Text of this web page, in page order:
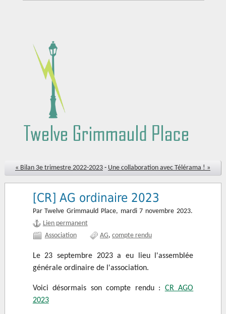
« Bilan 3e trimestre 2022-2023 - Une collaboration avec Télérama ! »
[CR] AG ordinaire 2023
Par Twelve Grimmauld Place, mardi 7 novembre 2023.
Lien permanent
Association
AG compte rendu
Le 23 septembre 2023 a eu lieu l'assemblée
générale ordinaire de l'association.
Voici désormais son compte rendu : CR AGO
2023